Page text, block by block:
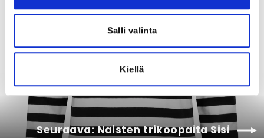
Salli valinta
Kiellä
€139,44 (ALV 0%)
Seuraava: Naisten trikoopaita Sisi